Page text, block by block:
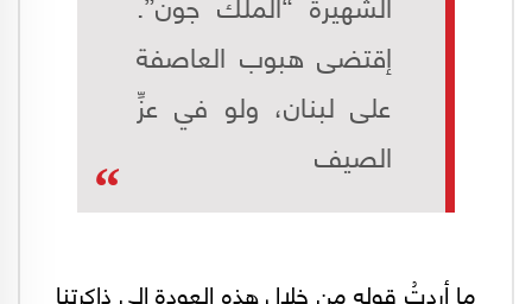
إقتضى هبوب العاصفة
على لبنان، ولو في عزِّ
الصيف
ما أردتُ قوله من خلال هذه العودة إلى ذاكرتنا